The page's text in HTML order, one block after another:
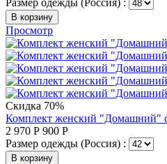
Размер одежды (Россия) :
В корзину
Просмотр
Скидка 70%
Комплект женский "Домашний"
2 970 Р 900 Р
Размер одежды (Россия) :
В корзину